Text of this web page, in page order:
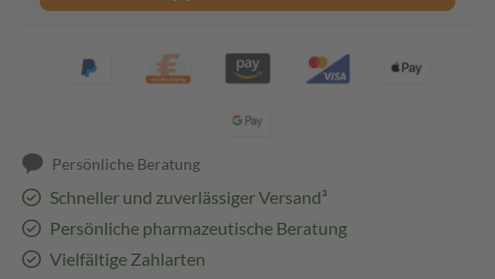
Persönliche Beratung
Schneller und zuverlässiger Versand³
Persönliche pharmazeutische Beratung
Vielfältige Zahlarten